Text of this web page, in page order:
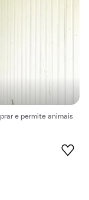
e permite animais